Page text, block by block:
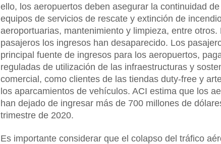
ello, los aeropuertos deben asegurar la continuidad
equipos de servicios de rescate y extinción de
aeroportuarias, mantenimiento y limpieza, entre
pasajeros los ingresos han desaparecido. Los
principal fuente de ingresos para los aeropuertos,
reguladas de utilización de las infraestructuras y
comercial, como clientes de las tiendas duty-free y
los aparcamientos de vehículos. ACI estima que los
han dejado de ingresar más de 700 millones de
trimestre de 2020.
Es importante considerar que el colapso del tráfico